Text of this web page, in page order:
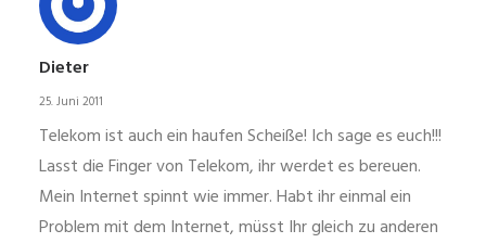
Dieter
25. Juni 2011
Telekom ist auch ein haufen Scheiße! Ich sage es euch!!!
Lasst die Finger von Telekom, ihr werdet es bereuen.
Mein Internet spinnt wie immer. Habt ihr einmal ein
Problem mit dem Internet, müsst Ihr gleich zu anderen